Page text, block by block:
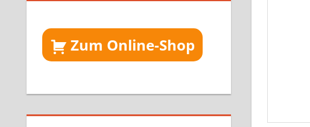
Zum Online-Shop